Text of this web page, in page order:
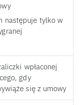
następuje tylko w
wpłaconej
gdy
się z umowy